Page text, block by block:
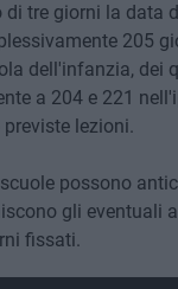
tre giorni la data
205
dell'infanzia,
a 204 e 221
lezioni.
possono
gli eventuali
fissati.